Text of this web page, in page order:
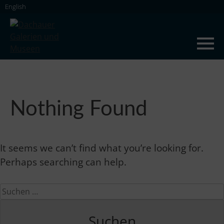
Skip
content
English
Nothing Found
It seems we can’t find what you’re looking for.
Perhaps searching can help.
Suchen